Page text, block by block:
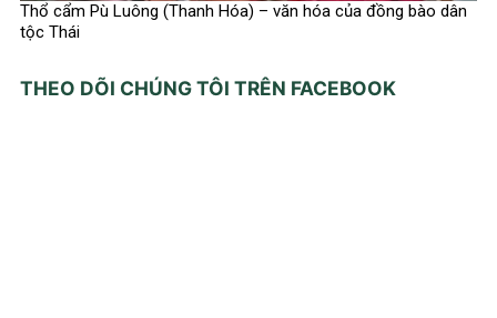
Thổ cẩm Pù Luông (Thanh Hóa) – văn hóa của đồng bào dân
tộc Thái
THEO DÕI CHÚNG TÔI TRÊN FACEBOOK